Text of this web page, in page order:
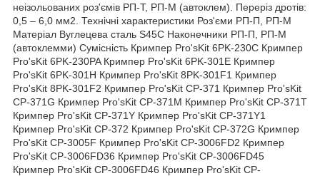
неізольованих роз'ємів РП-Т, РП-М (автоклем). Переріз дротів:
0,5 – 6,0 мм2. Технічні характеристики Роз'єми РП-П, РП-М
Матеріал Вуглецева сталь S45C Наконечники РП-П, РП-М
(автоклемми) Сумісність Кримпер Pro'sKit 6PK-230C Кримпер
Pro'sKit 6PK-230PA Кримпер Pro'sKit 6PK-301E Кримпер
Pro'sKit 6PK-301H Кримпер Pro'sKit 8PK-301F1 Кримпер
Pro'sKit 8PK-301F2 Кримпер Pro'sKit CP-371 Кримпер Pro'sKit
CP-371G Кримпер Pro'sKit CP-371M Кримпер Pro'sKit CP-371T
Кримпер Pro'sKit CP-371Y Кримпер Pro'sKit CP-371Y1
Кримпер Pro'sKit CP-372 Кримпер Pro'sKit CP-372G Кримпер
Pro'sKit CP-3005F Кримпер Pro'sKit CP-3006FD2 Кримпер
Pro'sKit CP-3006FD36 Кримпер Pro'sKit CP-3006FD45
Кримпер Pro'sKit CP-3006FD46 Кримпер Pro'sKit CP-